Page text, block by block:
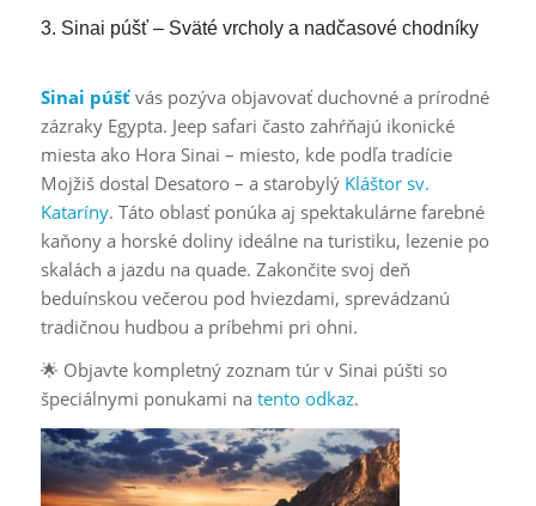
3. Sinai púšť – Sväté vrcholy a nadčasové chodníky
Sinai púšťvás pozýva objavovať duchovné a prírodné
zázraky Egypta. Jeep safari často zahŕňajú ikonické
miesta ako Hora Sinai – miesto, kde podľa tradície
Mojžiš dostal Desatoro – a starobylý Kláštor sv.
Kataríny. Táto oblasť ponúka aj spektakulárne farebné
kaňony a horské doliny ideálne na turistiku, lezenie po
skalách a jazdu na quade. Zakončite svoj deň
beduínskou večerou pod hviezdami, sprevádzanú
tradičnou hudbou a príbehmi pri ohni.
🌟 Objavte kompletný zoznam túr v Sinai púšti so
špeciálnymi ponukami na tento odkaz.